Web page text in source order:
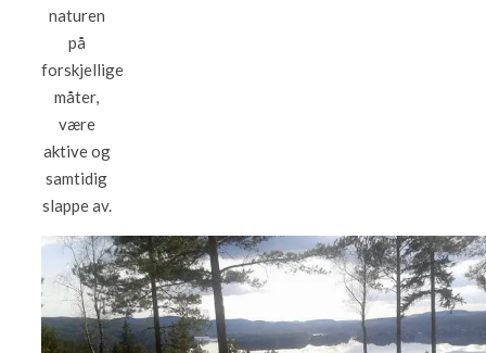
naturen
på
forskjellige
måter,
være
aktive og
samtidig
slappe av.